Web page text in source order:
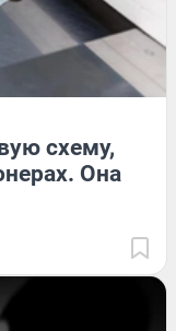
схему,
Она